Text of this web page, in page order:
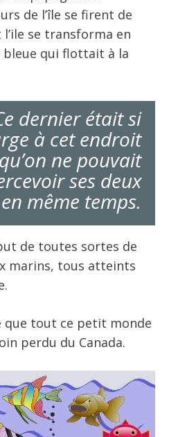
de l’île se firent de
se transforma en
bleue qui flottait à la
dernier était si
à cet endroit
qu’on ne pouvait
ses deux
même temps.
de toutes sortes de
marins, tous atteints
que tout ce petit monde
perdu du Canada.